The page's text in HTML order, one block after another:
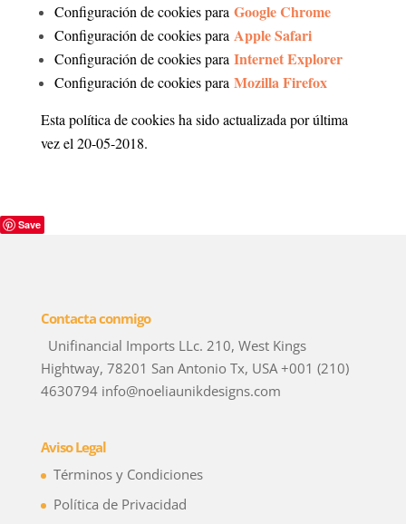
Configuración de cookies para Google Chrome
Configuración de cookies para Apple Safari
Configuración de cookies para Internet Explorer
Configuración de cookies para Mozilla Firefox
Esta política de cookies ha sido actualizada por última
vez el 20-05-2018.
Save
Contacta conmigo
Unifinancial Imports LLc. 210, West Kings
Hightway, 78201 San Antonio Tx, USA +001 (210)
4630794 info@noeliaunikdesigns.com
Aviso Legal
Términos y Condiciones
Política de Privacidad